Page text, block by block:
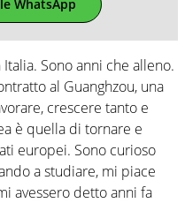
WhatsApp
Sono anni che alleno.
al Guanghzou, una
crescere tanto e
è quella di tornare e
europei. Sono curioso
a studiare, mi piace
avessero detto anni fa